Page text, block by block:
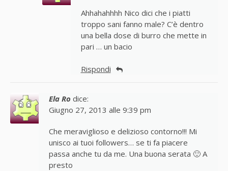
Ahhahahhhh Nico dici che i piatti
troppo sani fanno male? C’è dentro
una bella dose di burro che mette in
pari … un bacio
Rispondi
Ela Ro dice:
Giugno 27, 2013 alle 9:39 pm
Che meraviglioso e delizioso contorno!!! Mi
unisco ai tuoi followers… se ti fa piacere
passa anche tu da me. Una buona serata 🙂 A
presto